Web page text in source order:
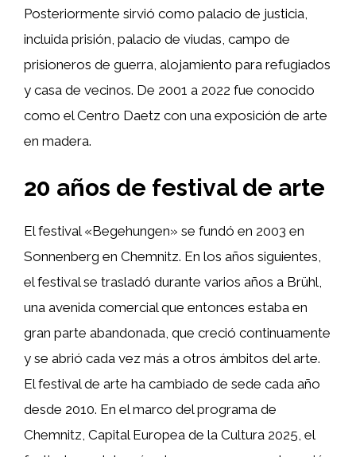
Posteriormente sirvió como palacio de justicia,
incluida prisión, palacio de viudas, campo de
prisioneros de guerra, alojamiento para refugiados
y casa de vecinos. De 2001 a 2022 fue conocido
como el Centro Daetz con una exposición de arte
en madera.
20 años de festival de arte
El festival «Begehungen» se fundó en 2003 en
Sonnenberg en Chemnitz. En los años siguientes,
el festival se trasladó durante varios años a Brühl,
una avenida comercial que entonces estaba en
gran parte abandonada, que creció continuamente
y se abrió cada vez más a otros ámbitos del arte.
El festival de arte ha cambiado de sede cada año
desde 2010. En el marco del programa de
Chemnitz, Capital Europea de la Cultura 2025, el